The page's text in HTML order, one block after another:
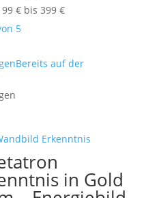
€ bis 399 €
5
Bereits auf der
in Gold